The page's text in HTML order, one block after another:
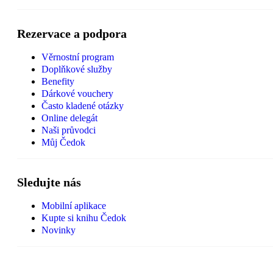
Rezervace a podpora
Věrnostní program
Doplňkové služby
Benefity
Dárkové vouchery
Často kladené otázky
Online delegát
Naši průvodci
Můj Čedok
Sledujte nás
Mobilní aplikace
Kupte si knihu Čedok
Novinky